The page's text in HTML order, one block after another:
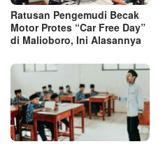
Ratusan Pengemudi Becak
Motor Protes “Car Free Day”
di Malioboro, Ini Alasannya